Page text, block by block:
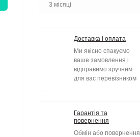
3 місяці
Доставка і оплата
Ми якісно спакуємо
ваше замовлення і
відправимо зручним
для вас перевізником
Гарантія та
повернення
Обмін або повернення